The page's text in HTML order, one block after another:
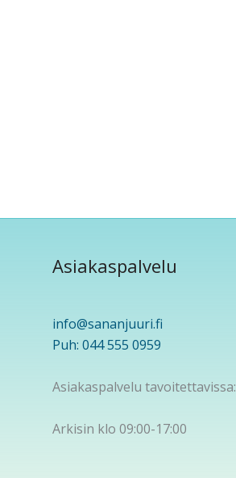
Asiakaspalvelu
info@sananjuuri.fi
Puh: 044 555 0959
Asiakaspalvelu tavoitettavissa:
Arkisin klo 09:00-17:00